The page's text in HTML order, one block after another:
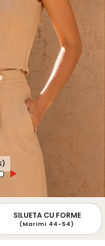
SILUETA CU FORME
(Marimi 44-54)